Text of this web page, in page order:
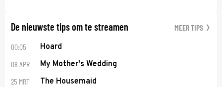
De nieuwste tips om te streamen MEER TIPS
00:05 Hoard
08 APR My Mother's Wedding
25 MRT The Housemaid